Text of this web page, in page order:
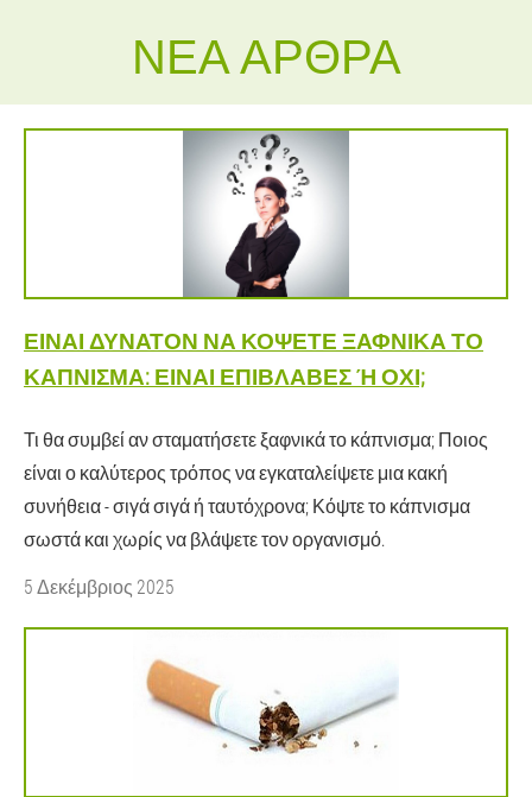
ΝΈΑ ΆΡΘΡΑ
ΕΊΝΑΙ ΔΥΝΑΤΌΝ ΝΑ ΚΌΨΕΤΕ ΞΑΦΝΙΚΆ ΤΟ
ΚΆΠΝΙΣΜΑ: ΕΊΝΑΙ ΕΠΙΒΛΑΒΈΣ Ή ΌΧΙ;
Τι θα συμβεί αν σταματήσετε ξαφνικά το κάπνισμα; Ποιος
είναι ο καλύτερος τρόπος να εγκαταλείψετε μια κακή
συνήθεια - σιγά σιγά ή ταυτόχρονα; Κόψτε το κάπνισμα
σωστά και χωρίς να βλάψετε τον οργανισμό.
5 Δεκέμβριος 2025